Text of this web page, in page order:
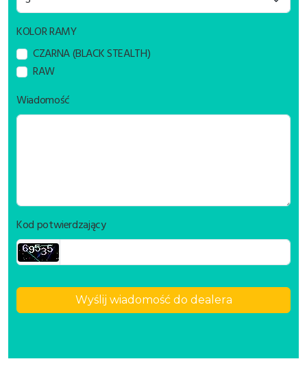
KOLOR RAMY
CZARNA (BLACK STEALTH)
RAW
Wiadomość
Kod potwierdzający
Wyślij wiadomość do dealera